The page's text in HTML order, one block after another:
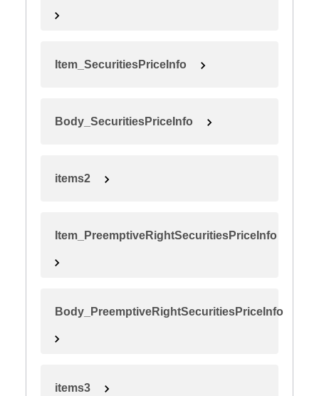
Item_SecuritiesPriceInfo
Body_SecuritiesPriceInfo
items2
Item_PreemptiveRightSecuritiesPriceInfo
Body_PreemptiveRightSecuritiesPriceInfo
items3